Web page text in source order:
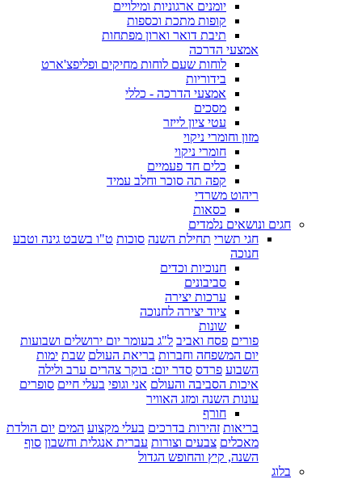
יומנים ארגוניות ומילויים
קופות מתכת וכספות
תיבת דואר וארון מפתחות
אמצעי הדרכה
לוחות שעם לוחות מחיקים ופליפצ'ארט
בידוריות
אמצעי הדרכה - כללי
מסכים
עטי ציון לייזר
מזון וחומרי ניקוי
חומרי ניקוי
כלים חד פעמיים
קפה תה סוכר וחלב עמיד
ריהוט משרדי
כסאות
חגים ונושאים נלמדים
חגי תשרי תחילת השנה סוכות ט"ו בשבט גינה וטבע
חנוכה
חנוכיות וכדים
סביבונים
ערכות יצירה
ציוד יצירה לחנוכה
שונות
פורים פסח ואביב ל"ג בעומר יום ירושלים ושבועות
יום המשפחה וחברות בריאת העולם שבת ימות
השבוע פרדס סדר יום: בוקר צהרים ערב ולילה
איכות הסביבה והעולם אני וגופי בעלי חיים סופרים
עונות השנה ומזג האוויר
חורף
בריאות זהירות בדרכים בעלי מקצוע המים יום הולדת
מאכלים צבעים וצורות עברית אנגלית וחשבון סוף
השנה, קיץ והחופש הגדול
בלוג